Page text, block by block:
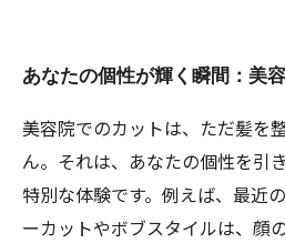
あなたの個性が輝く瞬間：美
美容院でのカットは、ただ髪を
ん。それは、あなたの個性を引
特別な体験です。例えば、最近
ーカットやボブスタイルは、顔